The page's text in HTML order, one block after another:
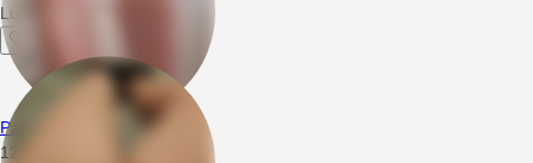
Lubię też tak,zrobisz mi?
ParkaBIRealna
12.04.2025